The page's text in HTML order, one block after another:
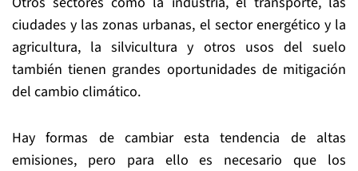
ciudades y las zonas urbanas, el sector energético y la
agricultura, la silvicultura y otros usos del suelo
también tienen grandes oportunidades de mitigación
del cambio climático.
Hay formas de cambiar esta tendencia de altas
emisiones, pero para ello es necesario que los